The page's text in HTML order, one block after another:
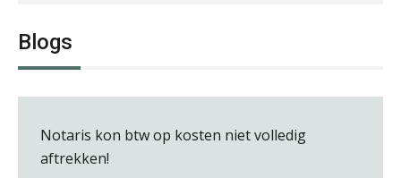
Blogs
Notaris kon btw op kosten niet volledig
aftrekken!